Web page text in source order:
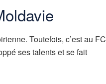
Toutefois, c’est au FC
ses talents et se fait